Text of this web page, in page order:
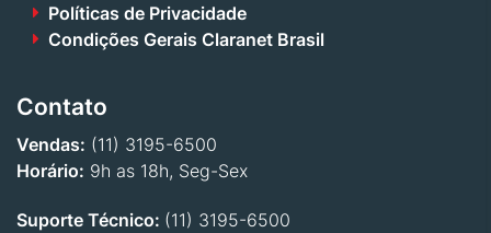
Políticas de Privacidade
Condições Gerais Claranet Brasil
Contato
Vendas: (11) 3195-6500
Horário: 9h as 18h, Seg-Sex
Suporte Técnico: (11) 3195-6500